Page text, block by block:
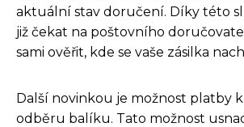
aktuální stav doručení. Díky této
již čekat na poštovního
sami ověřit, kde se vaše zásilka
Další novinkou je možnost platby
odběru balíku. Tato možnost